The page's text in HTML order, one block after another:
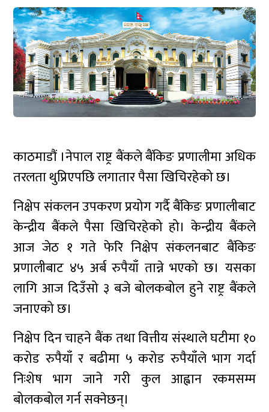
काठमाडौं ।नेपाल राष्ट्र बैंकले बैंकिङ प्रणालीमा अधिक
तरलता थुप्रिएपछि लगातार पैसा खिचिरहेको छ।
निक्षेप संकलन उपकरण प्रयोग गर्दै बैंकिङ प्रणालीबाट
केन्द्रीय बैंकले पैसा खिचिरहेको हो। केन्द्रीय बैंकले
आज जेठ १ गते फेरि निक्षेप संकलनबाट बैंकिङ
प्रणालीबाट ४५ अर्ब रुपैयाँ तान्ने भएको छ। यसका
लागि आज दिउँसो ३ बजे बोलकबोल हुने राष्ट्र बैंकले
जनाएको छ।
निक्षेप दिन चाहने बैंक तथा वित्तीय संस्थाले घटीमा १०
करोड रुपैयाँ र बढीमा ५ करोड रुपैयाँले भाग गर्दा
निःशेष भाग जाने गरी कुल आह्वान रकमसम्म
बोलकबोल गर्न सक्नेछन्।